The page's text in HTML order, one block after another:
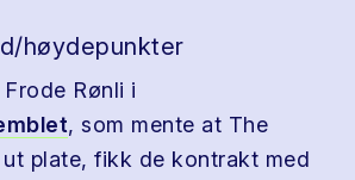
høydepunkter
Rønli i
, som mente at The
plate, fikk de kontrakt med